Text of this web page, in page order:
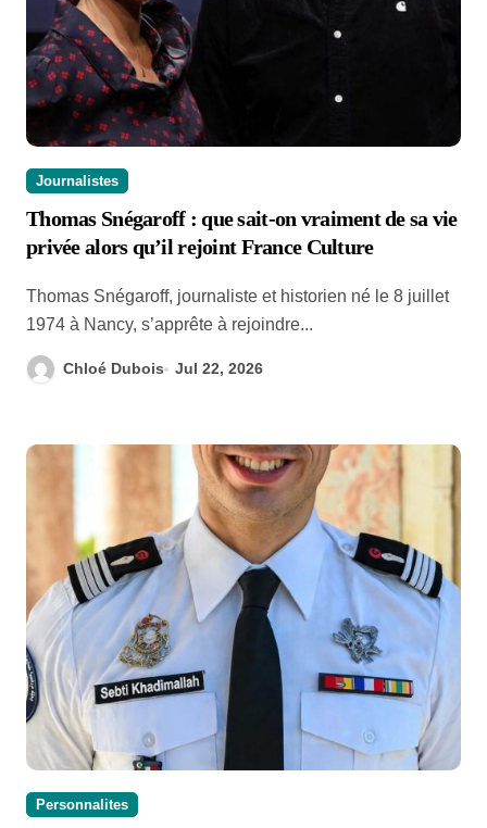
Journalistes
Thomas Snégaroff : que sait-on vraiment de sa vie
privée alors qu’il rejoint France Culture
Thomas Snégaroff, journaliste et historien né le 8 juillet
1974 à Nancy, s’apprête à rejoindre...
Chloé Dubois Jul 22, 2026
Personnalites